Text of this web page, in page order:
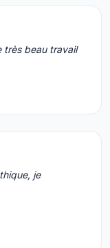
très beau travail
je